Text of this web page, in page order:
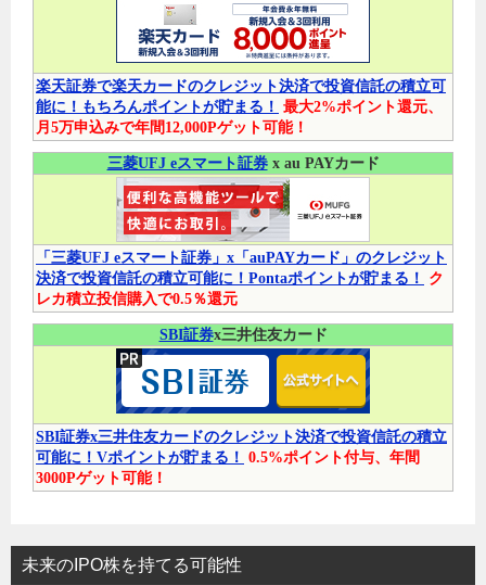
楽天証券で楽天カードのクレジット決済で投資信託の積立可
能に！もちろんポイントが貯まる！ 最大2%ポイント還元、
月5万申込みで年間12,000Pゲット可能！
三菱UFJ eスマート証券x au PAYカード
「三菱UFJ eスマート証券」x「auPAYカード」のクレジット
決済で投資信託の積立可能に！Pontaポイントが貯まる！
ク
レカ積立投信購入で0.5％還元
SBI証券x三井住友カード
SBI証券x三井住友カードのクレジット決済で投資信託の積立
可能に！Vポイントが貯まる！ 0.5%ポイント付与、年間
3000Pゲット可能！
未来のIPO株を持てる可能性